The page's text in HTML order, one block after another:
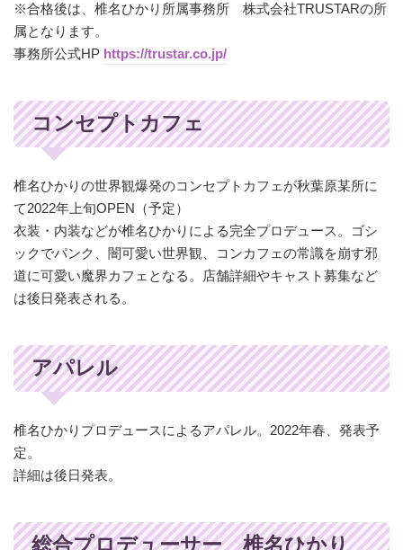
※合格後は、椎名ひかり所属事務所 株式会社TRUSTARの所
属となります。
事務所公式HP https://trustar.co.jp/
コンセプトカフェ
椎名ひかりの世界観爆発のコンセプトカフェが秋葉原某所に
て2022年上旬OPEN（予定）
衣装・内装などが椎名ひかりによる完全プロデュース。ゴシ
ックでパンク、闇可愛い世界観、コンカフェの常識を崩す邪
道に可愛い魔界カフェとなる。店舗詳細やキャスト募集など
は後日発表される。
アパレル
椎名ひかりプロデュースによるアパレル。2022年春、発表予
定。
詳細は後日発表。
総合プロデューサー 椎名ひかり